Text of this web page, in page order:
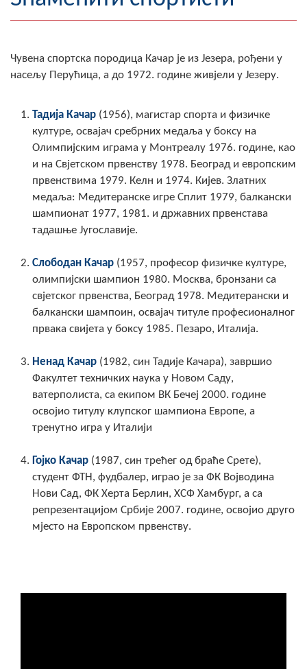
Географија
Занимљивости
Фотогалерија
НАЧЕЛНИК
О Начелнику
Замјеник начелника
Извјештај о раду начелника
СКУПШТИНА
Статут Општине
Скупштинско вијеће општине језеро
Састав Скупштине
Службени Гласници
ОПШТИНСКА УПРАВА
Вијести
Активности
Јавни позиви
Заштита од пожара
Чувена спортска породица Качар је из Језера, рођени у
насељу Перућица, а до 1972. године живјели у Језеру.
Тадија Качар (1956), магистар спорта и физичке
културе, освајач сребрних медаља у боксу на
Олимпијским играма у Монтреалу 1976. године, као
и на Свјетском првенству 1978. Београд и европским
првенствима 1979. Келн и 1974. Кијев. Златних
медаља: Медитеранске игре Сплит 1979, балкански
шампионат 1977, 1981. и државних првенстава
тадашње Југославије.
Слободан Качар (1957, професор физичке културе,
олимпијски шампион 1980. Москва, бронзани са
свјетског првенства, Београд 1978. Медитерански и
балкански шампоин, освајач титуле професионалног
првака свијета у боксу 1985. Пезаро, Италија.
Ненад Качар (1982, син Тадије Качара), завршио
Факултет техничких наука у Новом Саду,
ватерполиста, са екипом ВК Бечеј 2000. године
освојио титулу клупског шампиона Европе, а
тренутно игра у Италији
Гојко Качар (1987, син трећег од браће Срете),
студент ФТН, фудбалер, играо је за ФК Војводина
Нови Сад, ФК Херта Берлин, ХСФ Хамбург, а са
репрезентацијом Србије 2007. године, освојио друго
мјесто на Европском првенству.